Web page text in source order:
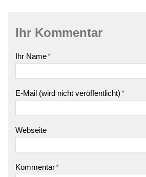
Ihr Kommentar
Ihr Name*
E-Mail (wird nicht veröffentlicht)*
Webseite
Kommentar*